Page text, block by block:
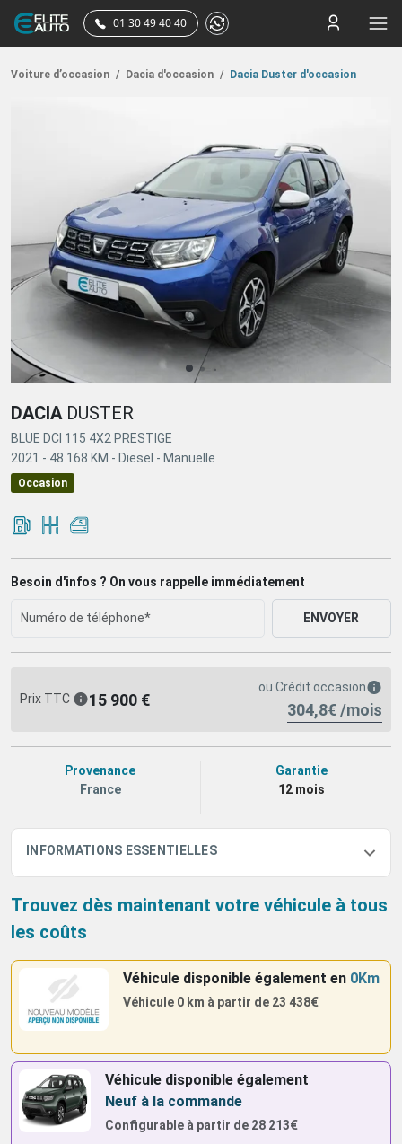
01 30 49 40 40
Voiture d’occasion / Dacia d'occasion / Dacia Duster d'occasion
DACIADUSTER
BLUE DCI 115 4X2 PRESTIGE
2021 - 48 168 KM - Diesel - Manuelle
Occasion
Besoin d'infos ? On vous rappelle immédiatement
ENVOYER
Prix TTC 15 900 €
ou Crédit occasion
304,8€ /mois
Provenance
France
Garantie
12 mois
INFORMATIONS ESSENTIELLES
Trouvez dès maintenant votre véhicule à tous
les coûts
Véhicule disponible également en 0Km
Véhicule 0 km à partir de 23 438€
Véhicule disponible également
Neuf à la commande
Configurable à partir de28 213€